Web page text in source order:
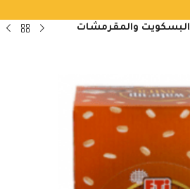
البسكويت والمقرمشات